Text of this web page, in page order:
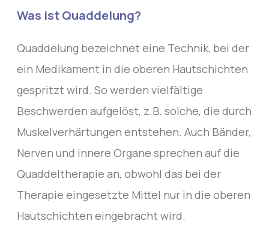
Was ist Quaddelung?
Quaddelung bezeichnet eine Technik, bei der
ein Medikament in die oberen Hautschichten
gespritzt wird. So werden vielfältige
Beschwerden aufgelöst, z.B. solche, die durch
Muskelverhärtungen entstehen. Auch Bänder,
Nerven und innere Organe sprechen auf die
Quaddeltherapie an, obwohl das bei der
Therapie eingesetzte Mittel nur in die oberen
Hautschichten eingebracht wird.